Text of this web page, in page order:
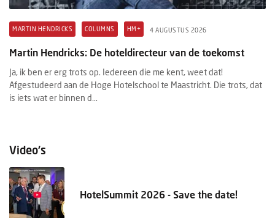
MARTIN HENDRICKS COLUMNS HM+ 4 AUGUSTUS 2026
Martin Hendricks: De hoteldirecteur van de toekomst
Ja, ik ben er erg trots op. Iedereen die me kent, weet dat!
Afgestudeerd aan de Hoge Hotelschool te Maastricht. Die trots, dat
is iets wat er binnen d...
Video's
HotelSummit 2026 - Save the date!